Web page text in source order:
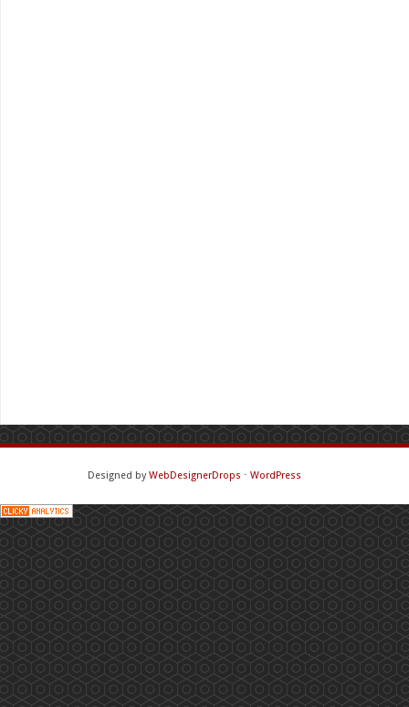
Designed byWebDesignerDrops ⋅ WordPress